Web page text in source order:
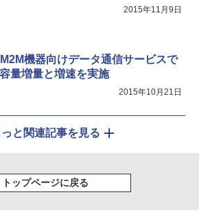
2015年11月9日
M2M機器向けデータ通信サービスで
量増量と増速を実施
2015年10月21日
っと関連記事を見る
トップページに戻る